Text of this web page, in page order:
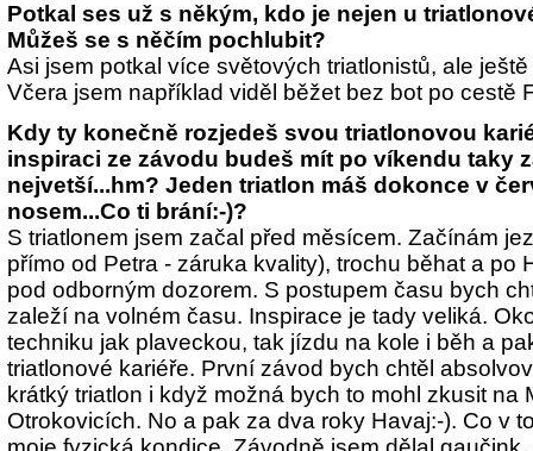
Potkal ses už s někým, kdo je nejen u
Můžeš se s něčím pochlubit?
Asi jsem potkal více světových triatlonistů, ale
Včera jsem například viděl běžet bez bot po cestě
Kdy ty konečně rozjedeš svou triatlonovou
inspiraci ze závodu budeš mít po víkendu taky
nejvetší...hm? Jeden triatlon máš dokonce v
nosem...Co ti brání:-)?
S triatlonem jsem začal před měsícem. Začínám
přímo od Petra - záruka kvality), trochu běhat a po
pod odborným dozorem. S postupem času bych
zaleží na volném času. Inspirace je tady veliká.
techniku jak plaveckou, tak jízdu na kole i běh a
triatlonové kariéře. První závod bych chtěl
krátký triatlon i když možná bych to mohl zkusit na
Otrokovicích. No a pak za dva roky Havaj:-). Co v